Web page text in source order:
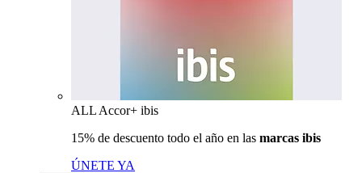
ALL Accor+ ibis
15% de descuento todo el año en las marcas ibis
ÚNETE YA